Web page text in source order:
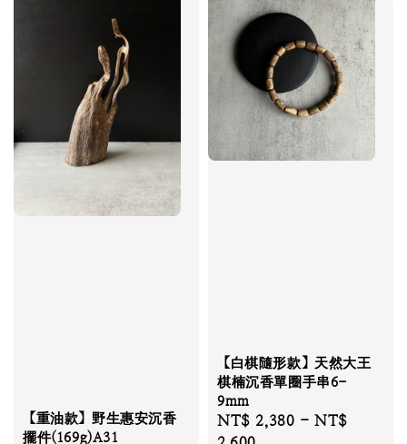
【重油款】野生惠安沉香
擺件(169g)A31
【白棋隨形款】天然大王
棋楠沉香單圈手串6-
9mm
Regular
NT$ 2,380 -NT$